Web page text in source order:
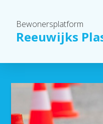
Bewonersplatform
Reeuwijks